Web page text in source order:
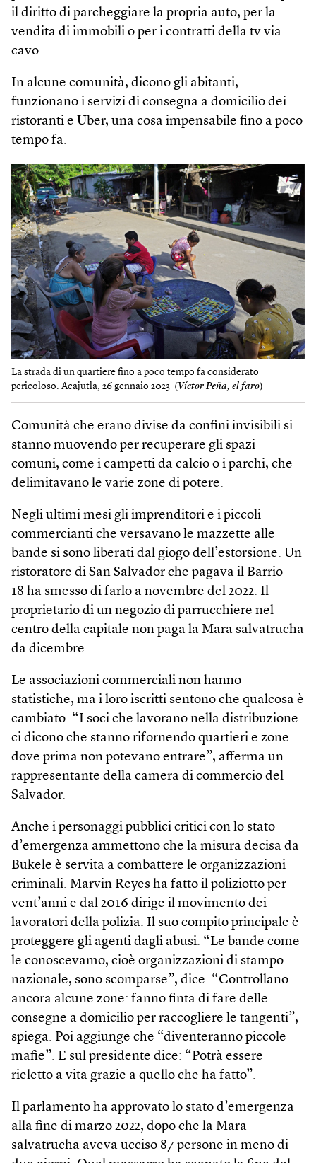
il diritto di parcheggiare la propria auto, per la
vendita di immobili o per i contratti della tv via
cavo.
In alcune comunità, dicono gli abitanti,
funzionano i servizi di consegna a domicilio dei
ristoranti e Uber, una cosa impensabile fino a poco
tempo fa.
La strada di un quartiere fino a poco tempo fa considerato
pericoloso. Acajutla, 26 gennaio 2023 ( Víctor Peña, el faro)
Comunità che erano divise da confini invisibili si
stanno muovendo per recuperare gli spazi
comuni, come i campetti da calcio o i parchi, che
delimitavano le varie zone di potere.
Negli ultimi mesi gli imprenditori e i piccoli
commercianti che versavano le mazzette alle
bande si sono liberati dal giogo dell’estorsione. Un
ristoratore di San Salvador che pagava il Barrio
18 ha smesso di farlo a novembre del 2022. Il
proprietario di un negozio di parrucchiere nel
centro della capitale non paga la Mara salvatrucha
da dicembre.
Le associazioni commerciali non hanno
statistiche, ma i loro iscritti sentono che qualcosa è
cambiato. “I soci che lavorano nella distribuzione
ci dicono che stanno rifornendo quartieri e zone
dove prima non potevano entrare”, afferma un
rappresentante della camera di commercio del
Salvador.
Anche i personaggi pubblici critici con lo stato
d’emergenza ammettono che la misura decisa da
Bukele è servita a combattere le organizzazioni
criminali. Marvin Reyes ha fatto il poliziotto per
vent’anni e dal 2016 dirige il movimento dei
lavoratori della polizia. Il suo compito principale è
proteggere gli agenti dagli abusi. “Le bande come
le conoscevamo, cioè organizzazioni di stampo
nazionale, sono scomparse”, dice. “Controllano
ancora alcune zone: fanno finta di fare delle
consegne a domicilio per raccogliere le tangenti”,
spiega. Poi aggiunge che “diventeranno piccole
mafie”. E sul presidente dice: “Potrà essere
rieletto a vita grazie a quello che ha fatto”.
Il parlamento ha approvato lo stato d’emergenza
alla fine di marzo 2022, dopo che la Mara
salvatrucha aveva ucciso 87 persone in meno di